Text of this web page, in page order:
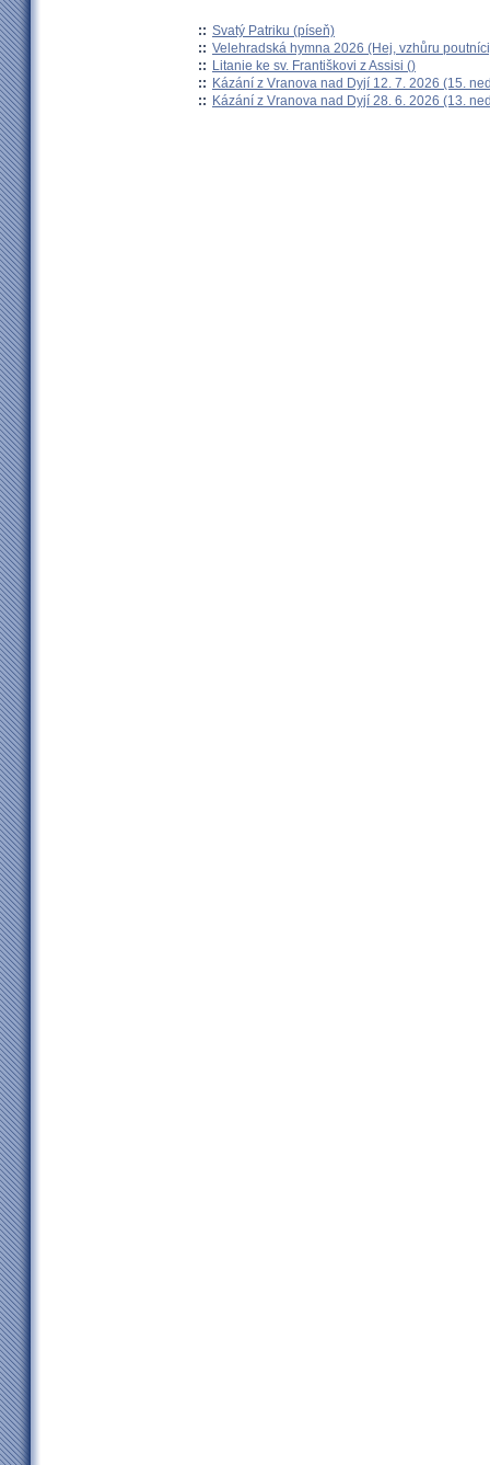
:: Svatý Patriku (píseň)
:: Velehradská hymna 2026 (Hej, vzhůru
:: Litanie ke sv. Františkovi z Assisi ()
:: Kázání z Vranova nad Dyjí 12. 7. 2026 (15.
:: Kázání z Vranova nad Dyjí 28. 6. 2026 (13.